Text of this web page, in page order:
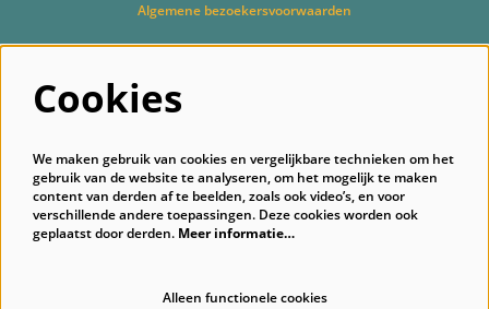
Algemene bezoekersvoorwaarden
Cookies
We maken gebruik van cookies en vergelijkbare technieken om het
gebruik van de website te analyseren, om het mogelijk te maken
content van derden af te beelden, zoals ook video’s, en voor
verschillende andere toepassingen. Deze cookies worden ook
geplaatst door derden. Meer informatie…
Alleen functionele cookies